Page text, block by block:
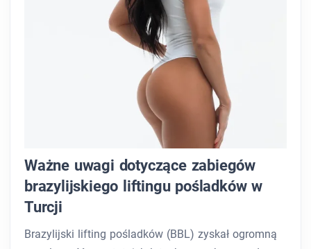
Ważne uwagi dotyczące zabiegów
brazylijskiego liftingu pośladków w
Turcji
Brazylijski lifting pośladków (BBL) zyskał ogromną